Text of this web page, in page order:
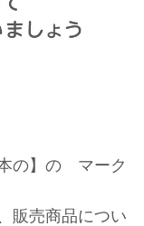
の】の マーク
販売商品につい